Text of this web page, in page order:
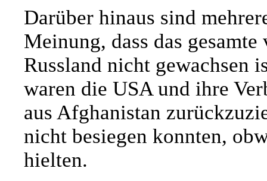
Darüber hinaus sind
Meinung, dass das
Russland nicht gewachsen
waren die USA und ihre
aus Afghanistan
nicht besiegen konnten,
hielten.